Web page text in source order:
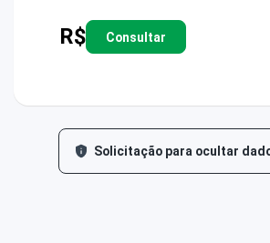
R$ Consultar
Solicitação para ocultar